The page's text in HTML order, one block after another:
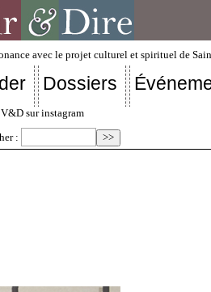
avec le projet culturel et spirituel de
Dossiers
V&D sur instagram
: